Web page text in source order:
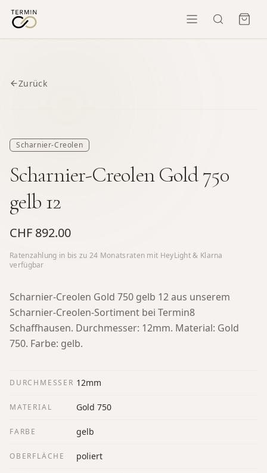
Zurück
Scharnier-Creolen
Scharnier-Creolen Gold 750
gelb 12
CHF 892.00
Ratenzahlung in bis zu 24 Monatsraten mit HeyLight & Klarna
verfügbar
Scharnier-Creolen Gold 750 gelb 12 aus unserem
Scharnier-Creolen-Sortiment bei Termin8
Schaffhausen. Durchmesser: 12mm. Material: Gold
750. Farbe: gelb.
DURCHMESSER 12mm
MATERIAL Gold 750
FARBE gelb
OBERFLÄCHE poliert